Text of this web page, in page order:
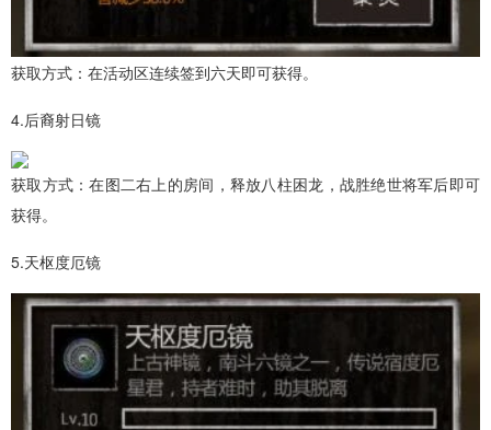
获取方式：在活动区连续签到六天即可获得。
4.后裔射日镜
获取方式：在图二右上的房间，释放八柱困龙，战胜绝世将军后即可
获得。
5.天枢度厄镜